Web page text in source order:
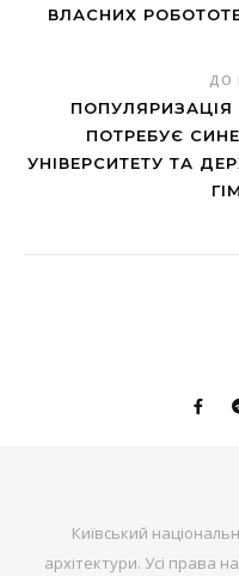
ВЛАСНИХ
ДО
ПОПУЛЯРИЗАЦІЯ
ПОТРЕБУЄ
УНІВЕРСИТЕТУ ТА
Київський
архітектури. Усі права